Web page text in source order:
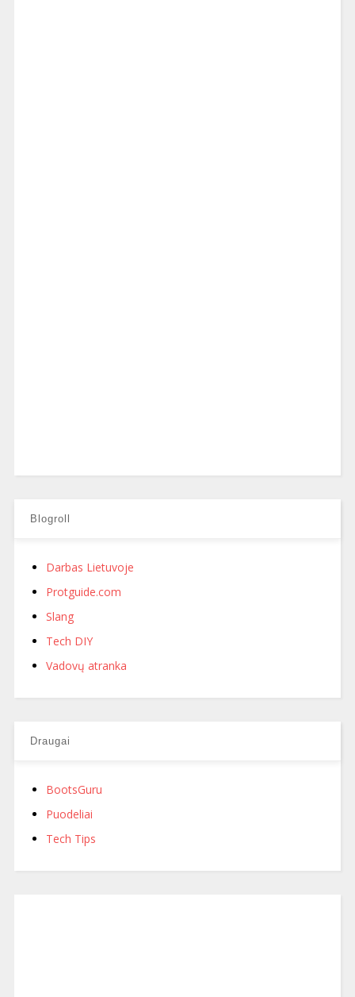
Blogroll
Darbas Lietuvoje
Protguide.com
Slang
Tech DIY
Vadovų atranka
Draugai
BootsGuru
Puodeliai
Tech Tips